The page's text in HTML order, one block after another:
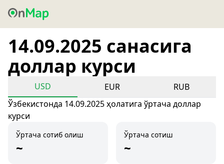
14.09.2025 санасига
доллар курси
USD EUR
RUB
Ўзбекистонда 14.09.2025 ҳолатига ўртача доллар
курси
Ўртача сотиб олиш
~
Ўртача сотиш
~